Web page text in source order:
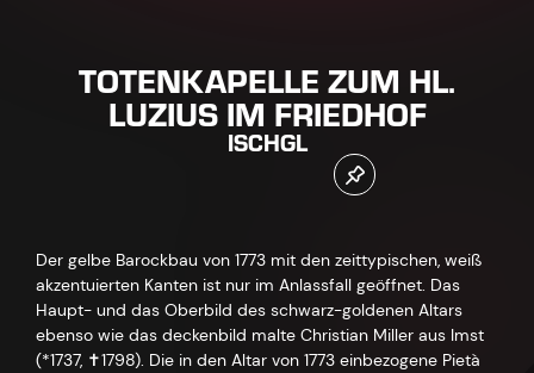
TOTENKAPELLE ZUM HL.
LUZIUS IM FRIEDHOF
ISCHGL
Der gelbe Barockbau von 1773 mit den zeittypischen, weiß
akzentuierten Kanten ist nur im Anlassfall geöffnet. Das
Haupt- und das Oberbild des schwarz-goldenen Altars
ebenso wie das deckenbild malte Christian Miller aus Imst
(*1737, ✝1798). Die in den Altar von 1773 einbezogene Pietà